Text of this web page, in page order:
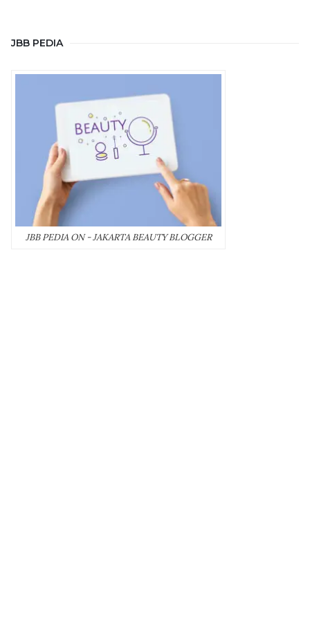
JBB PEDIA
JBB PEDIA ON - JAKARTA BEAUTY BLOGGER